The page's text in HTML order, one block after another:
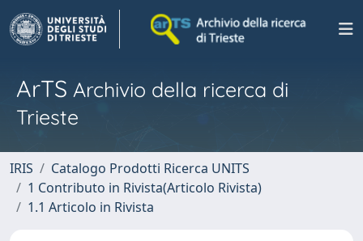
ArTS Archivio della ricerca di
Trieste
IRIS
Catalogo Prodotti Ricerca UNITS
1 Contributo in Rivista(Articolo Rivista)
1.1 Articolo in Rivista